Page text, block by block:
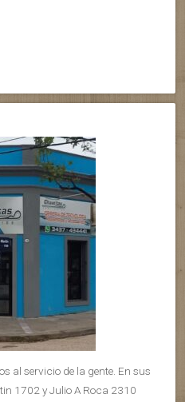
al servicio de la gente. En sus
1702 y Julio A Roca 2310